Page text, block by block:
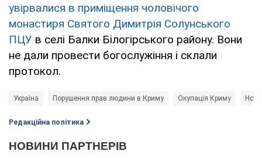
увірвалися в приміщення чоловічого
монастиря Святого Димитрія Солунського
ПЦУ в селі Балки Білогірського району. Вони
не дали провести богослужіння і склали
протокол.
Україна Порушення прав людини в Криму Окупація Криму
Редакційна політика